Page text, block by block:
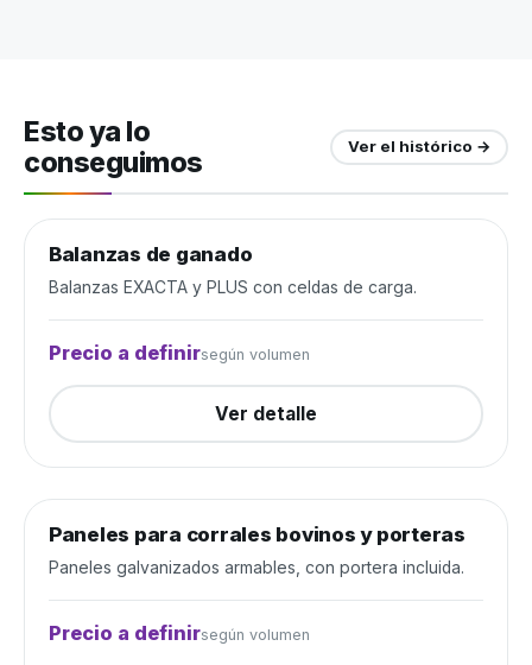
Esto ya lo
conseguimos
Ver el histórico →
Manejo de ganado
Balanzas de ganado
Balanzas EXACTA y PLUS con celdas de carga.
Precio a definirsegún volumen
Ver detalle
Manejo de ganado Cerrada
Paneles para corrales bovinos y porteras
Paneles galvanizados armables, con portera incluida.
Precio a definirsegún volumen